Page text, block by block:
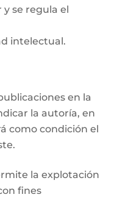
se regula el
intelectual.
en la
la autoría, en
como condición el
la explotación
fines